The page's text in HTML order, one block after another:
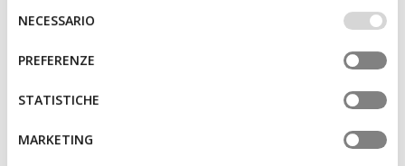
IMPOSTAZIONI potrai anche scegliere quali cookies ed
altri strumenti di tracciamento autorizzare. Per maggiori
informazioni o per modificare in qualsiasi momento le
tue impostazioni, visita la nostra
consenso
NECESSARIO
PREFERENZE
STATISTICHE
MARKETING
Technologies